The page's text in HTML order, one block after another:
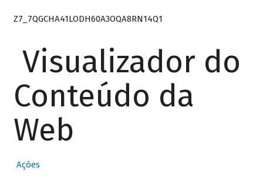
Z7_7QGCHA41LODH60A3OQA8RN14Q1
Visualizador do
Conteúdo da
Web
Ações